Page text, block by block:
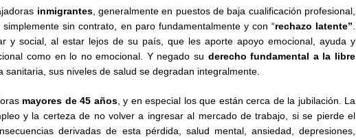
inmigrantes, generalmente en puestos de baja cualificación profesional,
sin contrato, en paro fundamentalmente y con “rechazo latente”
y social, al estar lejos de su país, que les aporte apoyo emocional, ayuda y
como en lo no emocional. Y negado su derecho fundamental a la libre
sanitaria, sus niveles de salud se degradan integralmente.
mayores de 45 años, y en especial los que están cerca de la jubilación. La
y la certeza de no volver a ingresar al mercado de trabajo, si se pierde el
derivadas de esta pérdida, salud mental, ansiedad, depresiones,